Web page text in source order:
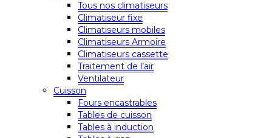
Tous nos climatiseurs
Climatiseur fixe
Climatiseurs mobiles
Climatiseurs Armoire
Climatiseurs cassette
Traitement de l’air
Ventilateur
Cuisson
Fours encastrables
Tables de cuisson
Tables à induction